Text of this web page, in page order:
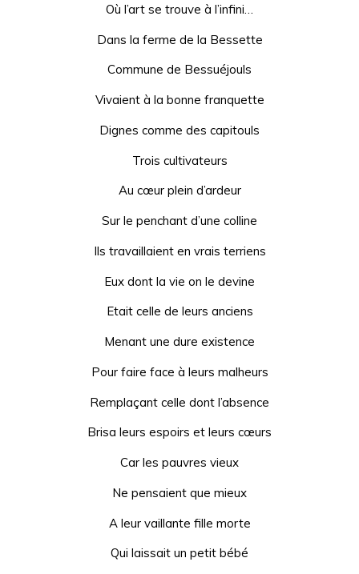
Où l’art se trouve à l’infini…
Dans la ferme de la Bessette
Commune de Bessuéjouls
Vivaient à la bonne franquette
Dignes comme des capitouls
Trois cultivateurs
Au cœur plein d’ardeur
Sur le penchant d’une colline
Ils travaillaient en vrais terriens
Eux dont la vie on le devine
Etait celle de leurs anciens
Menant une dure existence
Pour faire face à leurs malheurs
Remplaçant celle dont l’absence
Brisa leurs espoirs et leurs cœurs
Car les pauvres vieux
Ne pensaient que mieux
A leur vaillante fille morte
Qui laissait un petit bébé